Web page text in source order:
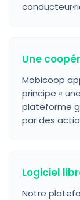
Une
Mobicoop
principe «
plateforme
par des
Logiciel
Notre